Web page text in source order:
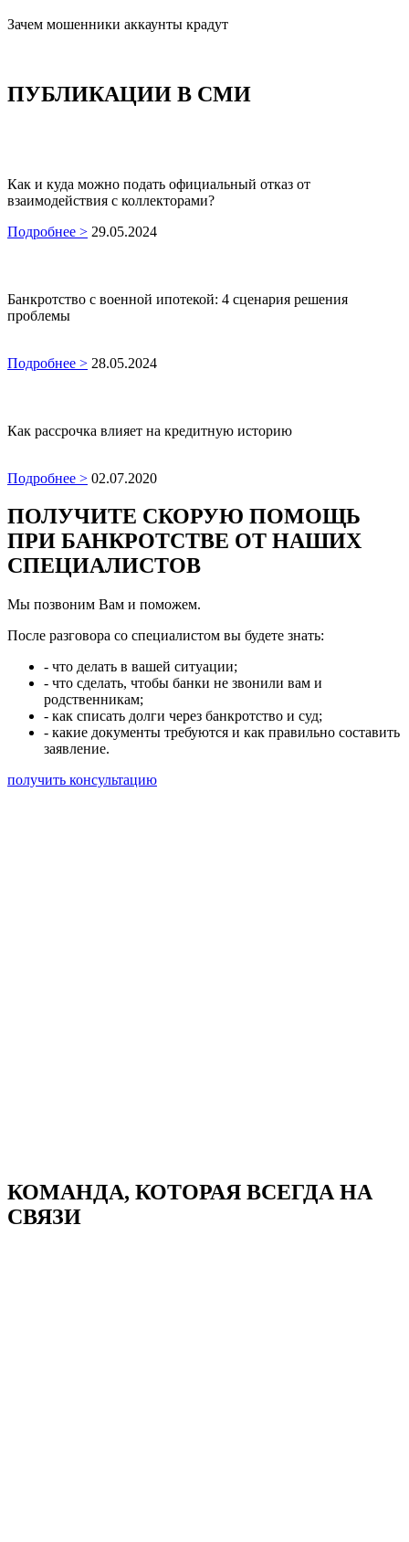
Зачем мошенники аккаунты крадут
ПУБЛИКАЦИИ В СМИ
Как и куда можно подать официальный отказ от
взаимодействия с коллекторами?
Подробнее > 29.05.2024
Банкротство с военной ипотекой: 4 сценария решения
проблемы
Подробнее > 28.05.2024
Как рассрочка влияет на кредитную историю
Подробнее > 02.07.2020
ПОЛУЧИТЕ СКОРУЮ ПОМОЩЬ
ПРИ БАНКРОТСТВЕ ОТ НАШИХ
СПЕЦИАЛИСТОВ
Мы позвоним Вам и поможем.
После разговора со специалистом вы будете знать:
- что делать в вашей ситуации;
- что сделать, чтобы банки не звонили вам и
родственникам;
- как списать долги через банкротство и суд;
- какие документы требуются и как правильно составить
заявление.
получить консультацию
КОМАНДА, КОТОРАЯ ВСЕГДА НА
СВЯЗИ